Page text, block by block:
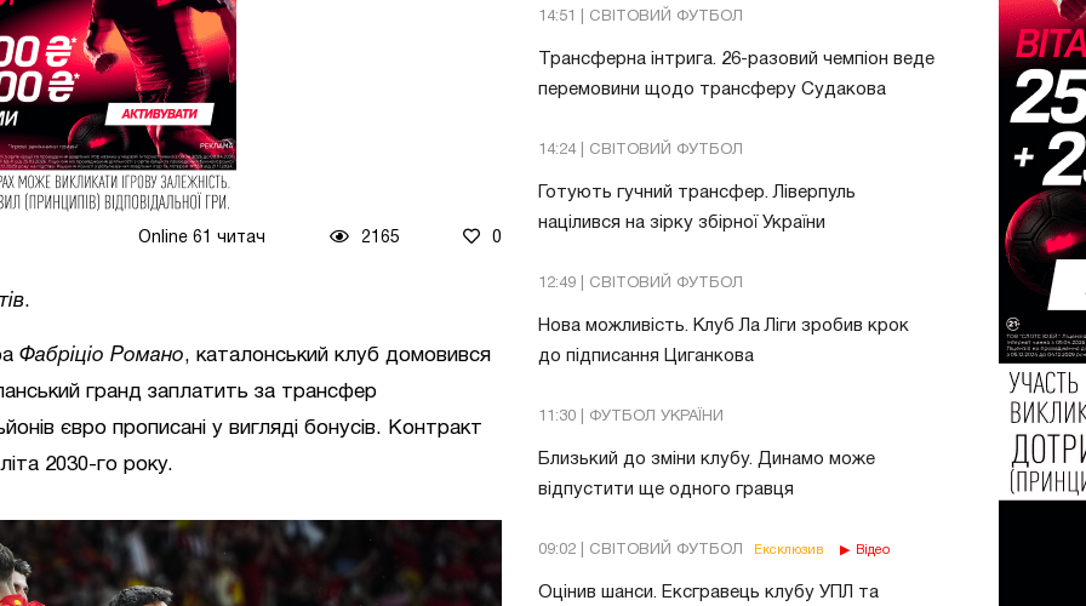
14:51 | СВІТОВИЙ ФУТБОЛ
Трансферна інтрига. 26-разовий чемпіон веде
перемовини щодо трансферу Судакова
14:24 | СВІТОВИЙ ФУТБОЛ
Готують гучний трансфер. Ліверпуль
націлився на зірку збірної України
12:49 | СВІТОВИЙ ФУТБОЛ
Нова можливість. Клуб Ла Ліги зробив крок
до підписання Циганкова
11:30 | ФУТБОЛ УКРАЇНИ
Близький до зміни клубу. Динамо може
відпустити ще одного гравця
09:02 | СВІТОВИЙ ФУТБОЛ Ексклюзив Відео
Оцінив шанси. Ексгравець клубу УПЛ та
Online 61 читач 2165 0
.
Фабріціо Романо, каталонський клуб домовився
гранд заплатить за трансфер
євро прописані у вигляді бонусів. Контракт
2030-го року.